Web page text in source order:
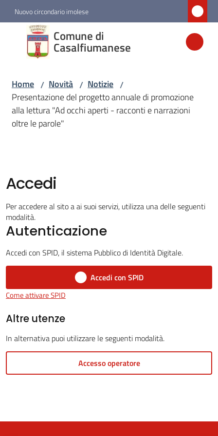
Vai al contenuto
Vai alla navigazione
Vai al footer
Nuovo circondario imolese
Comune di
Casalfiumanese
Comune di
Casalfiumanese
Amministrazione
Novità
Menu selezionato
Vivere
Casalfiumanese
5x1000
Servizi
line
Tutti
argomenti
Home / Novità / Notizie /
Presentazione del progetto annuale di promozione
alla lettura "Ad occhi aperti - racconti e narrazioni
oltre le parole"
Accedi
Per accedere al sito a ai suoi servizi, utilizza una delle seguenti
modalità.
Autenticazione
Accedi con SPID, il sistema Pubblico di Identità Digitale.
Accedi con SPID
Come attivare SPID
Altre utenze
In alternativa puoi utilizzare le seguenti modalità.
Accesso operatore